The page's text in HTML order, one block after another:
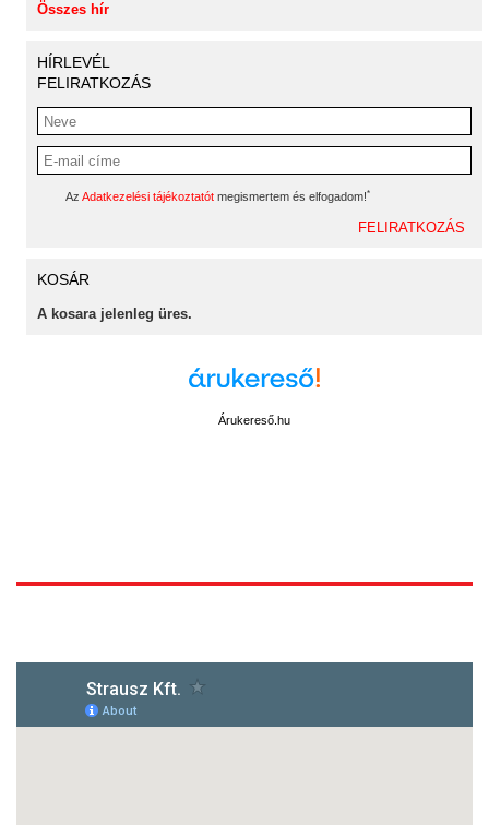
Összes hír
HÍRLEVÉL
FELIRATKOZÁS
Az Adatkezelési tájékoztatót megismertem és elfogadom!*
KOSÁR
A kosara jelenleg üres.
Árukereső.hu